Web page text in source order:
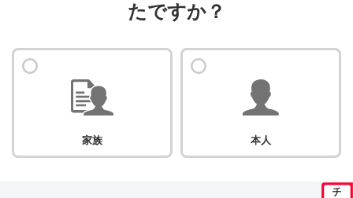
たですか？
家族 本人